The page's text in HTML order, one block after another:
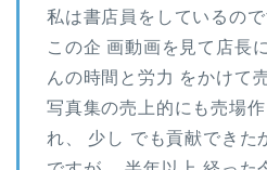
私は書店員をしているの
この企 画動画を見て店長
んの時間と労力 をかけて
写真集の売上的にも売場
れ、 少し でも貢献できた